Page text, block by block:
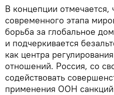
В концепции отмечается,
современного этапа
борьба за глобальное
и подчеркивается
как центра
отношений. Россия, со
содействовать
применения ООН